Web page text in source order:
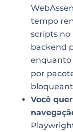
tempo
scripts no
backend
enquanto
por
Você